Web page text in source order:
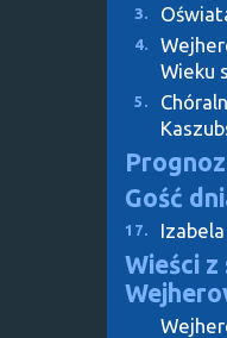
3.
4.
Wieku
5.
Gość
17.
Wieści